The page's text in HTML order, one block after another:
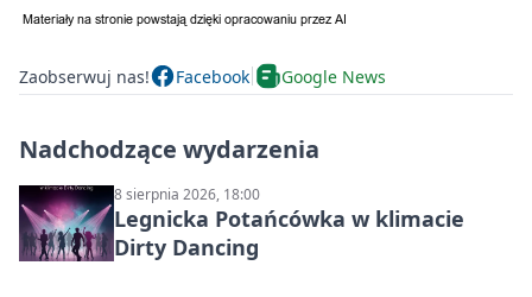
Zaobserwuj nas! Facebook Google News
Nadchodzące wydarzenia
8 sierpnia 2026, 18:00
Legnicka Potańcówka w klimacie
Dirty Dancing